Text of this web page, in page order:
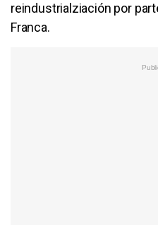
reindustrialziación por
Franca.